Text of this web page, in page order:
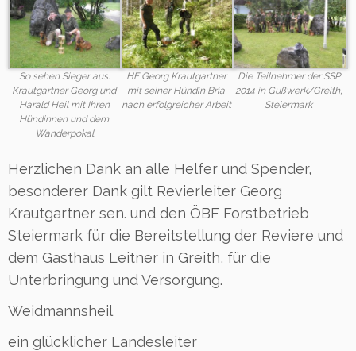
So sehen Sieger aus:
Krautgartner Georg und
Harald Heil mit Ihren
Hündinnen und dem
Wanderpokal
HF Georg Krautgartner
mit seiner Hündin Bria
nach erfolgreicher Arbeit
Die Teilnehmer der SSP
2014 in Gußwerk/Greith,
Steiermark
Herzlichen Dank an alle Helfer und Spender,
besonderer Dank gilt Revierleiter Georg
Krautgartner sen. und den ÖBF Forstbetrieb
Steiermark für die Bereitstellung der Reviere und
dem Gasthaus Leitner in Greith, für die
Unterbringung und Versorgung.
Weidmannsheil
ein glücklicher Landesleiter